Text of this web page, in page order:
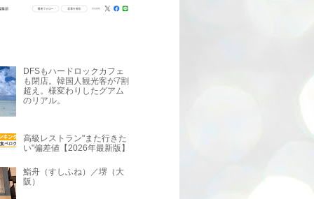
DFSもハードロックカフェ
も閉店。韓国人観光客が7割
超え。様変わりしたグアム
のリアル。
高級レストラン"また行きた
い"偏差値【2026年最新版】
鮨舟（すしふね）／堺（大
阪）